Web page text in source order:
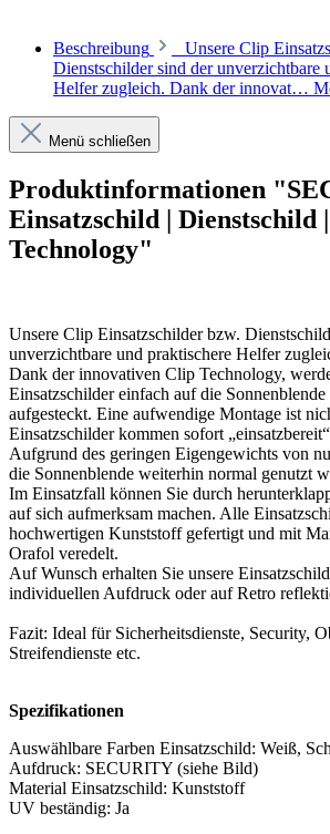
Beschreibung
Unsere Clip
Dienstschilder sind der unverzichtbare
Helfer zugleich. Dank der innovat…
Menü schließen
Produktinformationen
Einsatzschild | Dienstschild
Technology"
Unsere Clip Einsatzschilder bzw.
unverzichtbare und praktischere Helfer
Dank der innovativen Clip Technology,
Einsatzschilder einfach auf die
aufgesteckt. Eine aufwendige Montage ist
Einsatzschilder kommen sofort
Aufgrund des geringen Eigengewichts von
die Sonnenblende weiterhin normal genutzt
Im Einsatzfall können Sie durch
auf sich aufmerksam machen. Alle
hochwertigen Kunststoff gefertigt und mit
Orafol veredelt.
Auf Wunsch erhalten Sie unsere
individuellen Aufdruck oder auf Retro
Fazit: Ideal für Sicherheitsdienste, Security,
Streifendienste etc.
Spezifikationen
Auswählbare Farben Einsatzschild: Weiß,
Aufdruck: SECURITY (siehe Bild)
Material Einsatzschild: Kunststoff
UV beständig: Ja